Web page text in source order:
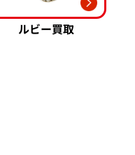
ルビー買取